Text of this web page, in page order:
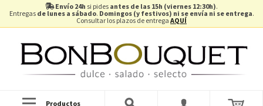
Envío 24h si pides antes de las 15h (viernes 12:30h).
Entregas de lunes a sábado. Domingos (y festivos) ni se envía ni se entrega.
Consultar los plazos de entrega AQUÍ
Productos